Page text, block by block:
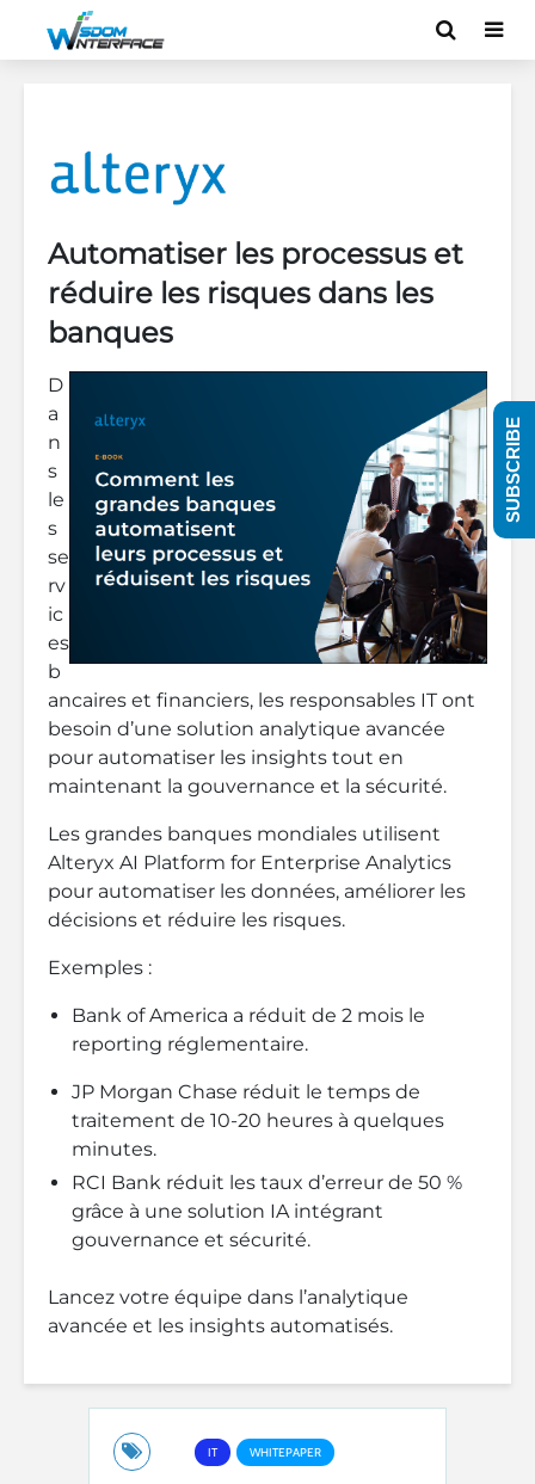
Automatiser les processus et
réduire les risques dans les
banques
D
a
n
s
le
s
se
rv
ic
es
b
ancaires et financiers, les responsables IT ont
besoin d’une solution analytique avancée
pour automatiser les insights tout en
maintenant la gouvernance et la sécurité.
Les grandes banques mondiales utilisent
Alteryx AI Platform for Enterprise Analytics
pour automatiser les données, améliorer les
décisions et réduire les risques.
Exemples :
Bank of America a réduit de 2 mois le
reporting réglementaire.
JP Morgan Chase réduit le temps de
traitement de 10-20 heures à quelques
minutes.
RCI Bank réduit les taux d’erreur de 50 %
grâce à une solution IA intégrant
gouvernance et sécurité.
Lancez votre équipe dans l’analytique
avancée et les insights automatisés.
IT WHITEPAPER
SUBSCRIBE